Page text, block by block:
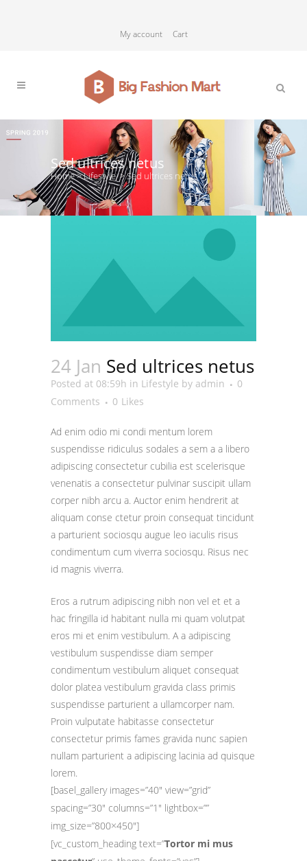
My account Cart
Sed ultrices netus
Home>Lifestyle>Sed ultrices netus
24 Jan Sed ultrices netus
Posted at 08:59h in Lifestyle by admin
0
Comments
0 Likes
Ad enim odio mi condi mentum lorem
suspendisse ridiculus sodales a sem a a libero
adipiscing consectetur cubilia est scelerisque
venenatis a consectetur pulvinar suscipit ullam
corper nibh arcu a. Auctor enim hendrerit at
aliquam conse ctetur proin consequat tincidunt
a parturient sociosqu augue leo iaculis risus
condimentum cum viverra sociosqu. Risus nec
id magnis viverra.
Eros a rutrum adipiscing nibh non vel et et a
hac fringilla id habitant nulla mi quam volutpat
eros mi et enim vestibulum. A a adipiscing
vestibulum suspendisse diam semper
condimentum vestibulum aliquet consequat
dolor platea vestibulum gravida class primis
suspendisse parturient a ullamcorper nam.
Proin vulputate habitasse consectetur
consectetur primis fames gravida nunc sapien
nullam parturient a adipiscing lacinia ad quisque
lorem.
[basel_gallery images=”40″ view=”grid”
spacing=”30″ columns=”1″ lightbox=””
img_size=”800×450″]
[vc_custom_heading text=”Tortor mi mus